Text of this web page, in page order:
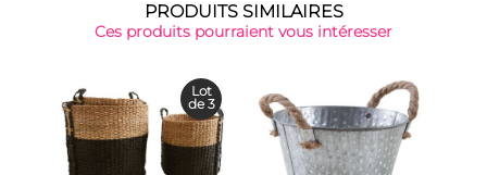
PRODUITS SIMILAIRES
Ces produits pourraient vous intéresser
Lot
de 3